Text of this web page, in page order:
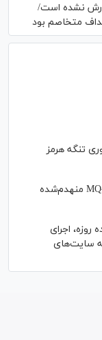
نشده است/
متخاصم بود
تنگه هرمز
اولین تصاویر لاشه F-۱۵ آمریکا و پهپاد MQ-۹ منهدم‌شده
اجرای
سایت‌های